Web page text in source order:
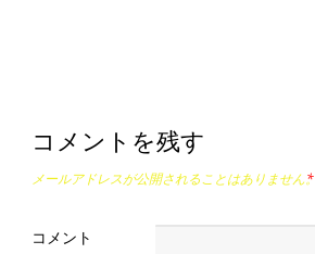
コメントを残す
メールアドレスが公開されることはありません。
*
コメント